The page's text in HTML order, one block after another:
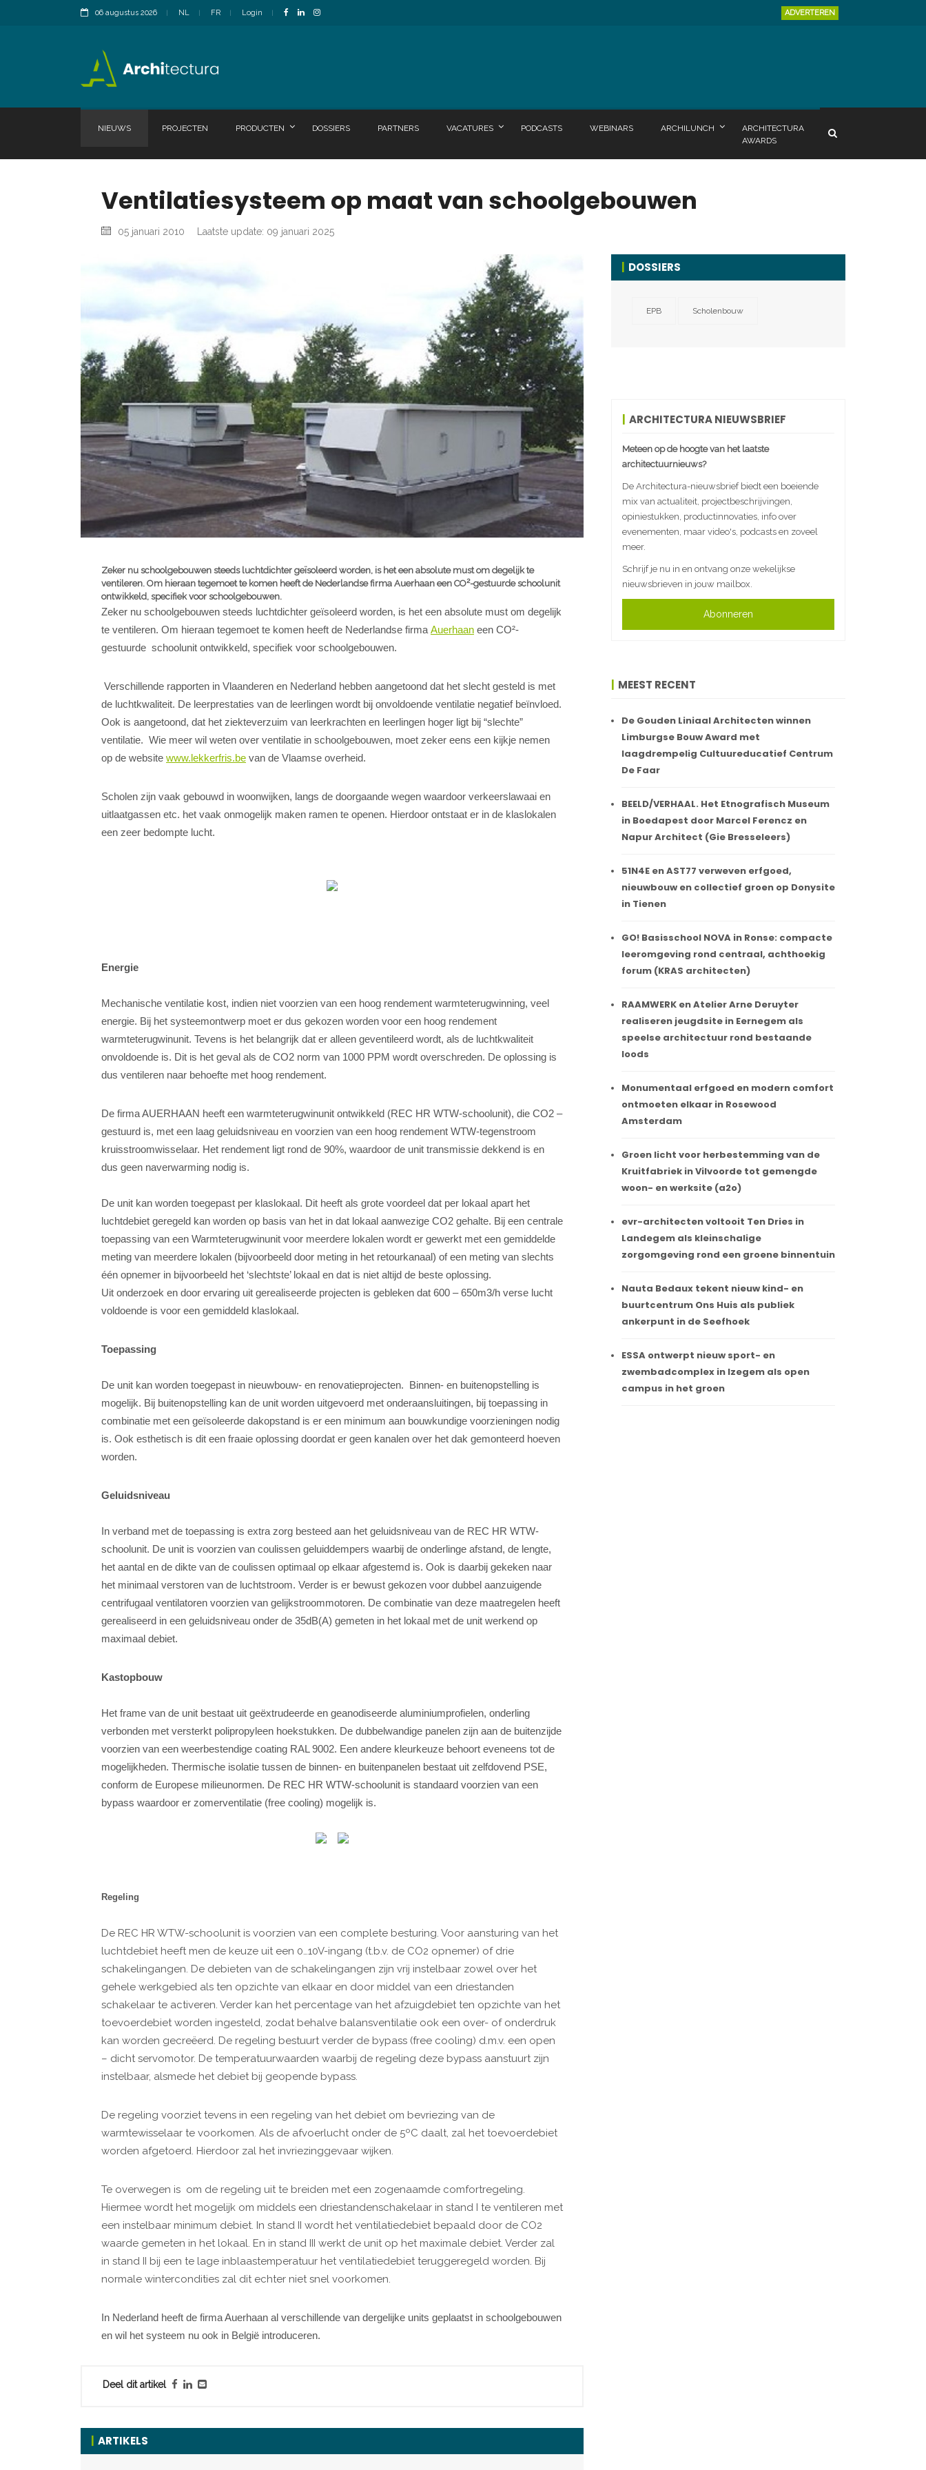
06 augustus 2026 NL FR Login ADVERTEREN
NIEUWS PROJECTEN PRODUCTEN DOSSIERS PARTNERS VACATURES PODCASTS WEBINARS ARCHILUNCH
ARCHITECTURA
AWARDS
Ventilatiesysteem op maat van schoolgebouwen
05 januari 2010 Laatste update: 09 januari 2025
Zeker nu schoolgebouwen steeds luchtdichter geïsoleerd worden, is het een absolute must om degelijk te
ventileren. Om hieraan tegemoet te komen heeft de Nederlandse firma Auerhaan een CO²-gestuurde schoolunit
ontwikkeld, specifiek voor schoolgebouwen.
Zeker nu schoolgebouwen steeds luchtdichter geïsoleerd worden, is het een absolute must om degelijk
te ventileren. Om hieraan tegemoet te komen heeft de Nederlandse firma Auerhaan een CO²-
gestuurde schoolunit ontwikkeld, specifiek voor schoolgebouwen.
Verschillende rapporten in Vlaanderen en Nederland hebben aangetoond dat het slecht gesteld is met
de luchtkwaliteit. De leerprestaties van de leerlingen wordt bij onvoldoende ventilatie negatief beïnvloed.
Ook is aangetoond, dat het ziekteverzuim van leerkrachten en leerlingen hoger ligt bij “slechte”
ventilatie. Wie meer wil weten over ventilatie in schoolgebouwen, moet zeker eens een kijkje nemen
op de website www.lekkerfris.be van de Vlaamse overheid.
Scholen zijn vaak gebouwd in woonwijken, langs de doorgaande wegen waardoor verkeerslawaai en
uitlaatgassen etc. het vaak onmogelijk maken ramen te openen. Hierdoor ontstaat er in de klaslokalen
een zeer bedompte lucht.
Energie
Mechanische ventilatie kost, indien niet voorzien van een hoog rendement warmteterugwinning, veel
energie. Bij het systeemontwerp moet er dus gekozen worden voor een hoog rendement
warmteterugwinunit. Tevens is het belangrijk dat er alleen geventileerd wordt, als de luchtkwaliteit
onvoldoende is. Dit is het geval als de CO2 norm van 1000 PPM wordt overschreden. De oplossing is
dus ventileren naar behoefte met hoog rendement.
De firma AUERHAAN heeft een warmteterugwinunit ontwikkeld (REC HR WTW-schoolunit), die CO2 –
gestuurd is, met een laag geluidsniveau en voorzien van een hoog rendement WTW-tegenstroom
kruisstroomwisselaar. Het rendement ligt rond de 90%, waardoor de unit transmissie dekkend is en
dus geen naverwarming nodig is.
De unit kan worden toegepast per klaslokaal. Dit heeft als grote voordeel dat per lokaal apart het
luchtdebiet geregeld kan worden op basis van het in dat lokaal aanwezige CO2 gehalte. Bij een centrale
toepassing van een Warmteterugwinunit voor meerdere lokalen wordt er gewerkt met een gemiddelde
meting van meerdere lokalen (bijvoorbeeld door meting in het retourkanaal) of een meting van slechts
één opnemer in bijvoorbeeld het ‘slechtste’ lokaal en dat is niet altijd de beste oplossing.
Uit onderzoek en door ervaring uit gerealiseerde projecten is gebleken dat 600 – 650m3/h verse lucht
voldoende is voor een gemiddeld klaslokaal.
Toepassing
De unit kan worden toegepast in nieuwbouw- en renovatieprojecten. Binnen- en buitenopstelling is
mogelijk. Bij buitenopstelling kan de unit worden uitgevoerd met onderaansluitingen, bij toepassing in
combinatie met een geïsoleerde dakopstand is er een minimum aan bouwkundige voorzieningen nodig
is. Ook esthetisch is dit een fraaie oplossing doordat er geen kanalen over het dak gemonteerd hoeven
worden.
Geluidsniveau
In verband met de toepassing is extra zorg besteed aan het geluidsniveau van de REC HR WTW-
schoolunit. De unit is voorzien van coulissen geluiddempers waarbij de onderlinge afstand, de lengte,
het aantal en de dikte van de coulissen optimaal op elkaar afgestemd is. Ook is daarbij gekeken naar
het minimaal verstoren van de luchtstroom. Verder is er bewust gekozen voor dubbel aanzuigende
centrifugaal ventilatoren voorzien van gelijkstroommotoren. De combinatie van deze maatregelen heeft
gerealiseerd in een geluidsniveau onder de 35dB(A) gemeten in het lokaal met de unit werkend op
maximaal debiet.
Kastopbouw
Het frame van de unit bestaat uit geëxtrudeerde en geanodiseerde aluminiumprofielen, onderling
verbonden met versterkt polipropyleen hoekstukken. De dubbelwandige panelen zijn aan de buitenzijde
voorzien van een weerbestendige coating RAL 9002. Een andere kleurkeuze behoort eveneens tot de
mogelijkheden. Thermische isolatie tussen de binnen- en buitenpanelen bestaat uit zelfdovend PSE,
conform de Europese milieunormen. De REC HR WTW-schoolunit is standaard voorzien van een
bypass waardoor er zomerventilatie (free cooling) mogelijk is.
Regeling
De REC HR WTW-schoolunit is voorzien van een complete besturing. Voor aansturing van het
luchtdebiet heeft men de keuze uit een 0…10V-ingang (t.b.v. de CO2 opnemer) of drie
schakelingangen. De debieten van de schakelingangen zijn vrij instelbaar zowel over het
gehele werkgebied als ten opzichte van elkaar en door middel van een driestanden
schakelaar te activeren. Verder kan het percentage van het afzuigdebiet ten opzichte van het
toevoerdebiet worden ingesteld, zodat behalve balansventilatie ook een over- of onderdruk
kan worden gecreëerd. De regeling bestuurt verder de bypass (free cooling) d.m.v. een open
– dicht servomotor. De temperatuurwaarden waarbij de regeling deze bypass aanstuurt zijn
instelbaar, alsmede het debiet bij geopende bypass.
De regeling voorziet tevens in een regeling van het debiet om bevriezing van de
warmtewisselaar te voorkomen. Als de afvoerlucht onder de 5ºC daalt, zal het toevoerdebiet
worden afgetoerd. Hierdoor zal het invriezinggevaar wijken.
Te overwegen is om de regeling uit te breiden met een zogenaamde comfortregeling.
Hiermee wordt het mogelijk om middels een driestandenschakelaar in stand I te ventileren met
een instelbaar minimum debiet. In stand II wordt het ventilatiedebiet bepaald door de CO2
waarde gemeten in het lokaal. En in stand III werkt de unit op het maximale debiet. Verder zal
in stand II bij een te lage inblaastemperatuur het ventilatiedebiet teruggeregeld worden. Bij
normale wintercondities zal dit echter niet snel voorkomen.
In Nederland heeft de firma Auerhaan al verschillende van dergelijke units geplaatst in schoolgebouwen
en wil het systeem nu ook in België introduceren.
Deel dit artikel
ARTIKELS
DOSSIERS
EPB Scholenbouw
ARCHITECTURA NIEUWSBRIEF
Meteen op de hoogte van het laatste
architectuurnieuws?
De Architectura-nieuwsbrief biedt een boeiende
mix van actualiteit, projectbeschrijvingen,
opiniestukken, productinnovaties, info over
evenementen, maar video's, podcasts en zoveel
meer.
Schrijf je nu in en ontvang onze wekelijkse
nieuwsbrieven in jouw mailbox.
Abonneren
MEEST RECENT
De Gouden Liniaal Architecten winnen
Limburgse Bouw Award met
laagdrempelig Cultuureducatief Centrum
De Faar
BEELD/VERHAAL. Het Etnografisch Museum
in Boedapest door Marcel Ferencz en
Napur Architect (Gie Bresseleers)
51N4E en AST77 verweven erfgoed,
nieuwbouw en collectief groen op Donysite
in Tienen
GO! Basisschool NOVA in Ronse: compacte
leeromgeving rond centraal, achthoekig
forum (KRAS architecten)
RAAMWERK en Atelier Arne Deruyter
realiseren jeugdsite in Eernegem als
speelse architectuur rond bestaande
loods
Monumentaal erfgoed en modern comfort
ontmoeten elkaar in Rosewood
Amsterdam
Groen licht voor herbestemming van de
Kruitfabriek in Vilvoorde tot gemengde
woon- en werksite (a2o)
evr-architecten voltooit Ten Dries in
Landegem als kleinschalige
zorgomgeving rond een groene binnentuin
Nauta Bedaux tekent nieuw kind- en
buurtcentrum Ons Huis als publiek
ankerpunt in de Seefhoek
ESSA ontwerpt nieuw sport- en
zwembadcomplex in Izegem als open
campus in het groen